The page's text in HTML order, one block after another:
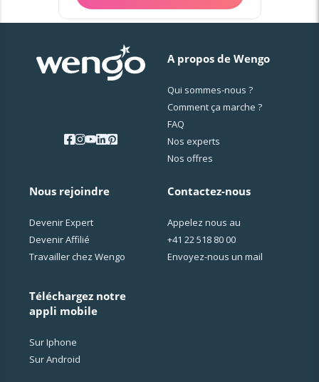
A propos de Wengo
Qui sommes-nous ?
Comment ça marche ?
FAQ
Nos experts
Nos offres
Nous rejoindre
Devenir Expert
Devenir Affilié
Travailler chez Wengo
Téléchargez notre
appli mobile
Sur Iphone
Sur Android
Contactez-nous
Appelez nous au
+41 22 518 80 00
Envoyez-nous un mail